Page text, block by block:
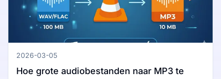
2026-03-05
Hoe grote audiobestanden naar MP3 te